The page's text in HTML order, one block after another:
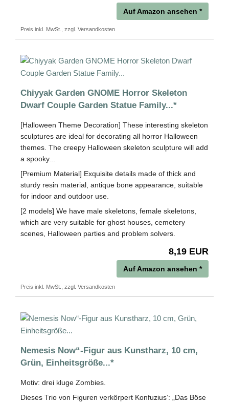
Auf Amazon ansehen *
Preis inkl. MwSt., zzgl. Versandkosten
Chiyyak Garden GNOME Horror Skeleton
Dwarf Couple Garden Statue Family...*
[Halloween Theme Decoration] These interesting skeleton
sculptures are ideal for decorating all horror Halloween
themes. The creepy Halloween skeleton sculpture will add
a spooky...
[Premium Material] Exquisite details made of thick and
sturdy resin material, antique bone appearance, suitable
for indoor and outdoor use.
[2 models] We have male skeletons, female skeletons,
which are very suitable for ghost houses, cemetery
scenes, Halloween parties and problem solvers.
8,19 EUR
Auf Amazon ansehen *
Preis inkl. MwSt., zzgl. Versandkosten
Nemesis Now“-Figur aus Kunstharz, 10 cm,
Grün, Einheitsgröße...*
Motiv: drei kluge Zombies.
Dieses Trio von Figuren verkörpert Konfuzius‘: „Das Böse